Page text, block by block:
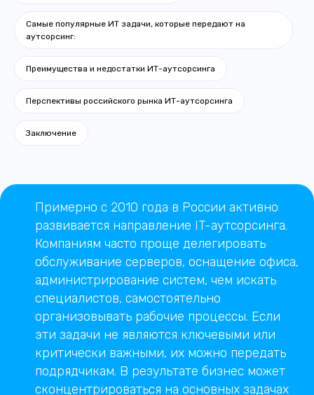
Самые популярные ИТ задачи, которые передают на
аутсорсинг:
Преимущества и недостатки ИТ-аутсорсинга
Перспективы российского рынка ИТ-аутсорсинга
Заключение
Примерно с 2010 года в России активно
развивается направление IT-аутсорсинга.
Компаниям часто проще делегировать
обслуживание серверов, оснащение офиса,
администрирование систем, чем искать
специалистов, самостоятельно
организовывать рабочие процессы. Если
эти задачи не являются ключевыми или
критически важными, их можно передать
подрядчикам. В результате бизнес может
сконцентрироваться на основных задачах